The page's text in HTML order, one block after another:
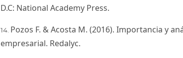
D.C: National Academy Press.
Pozos F. & Acosta M. (2016). Importancia y
empresarial. Redalyc.